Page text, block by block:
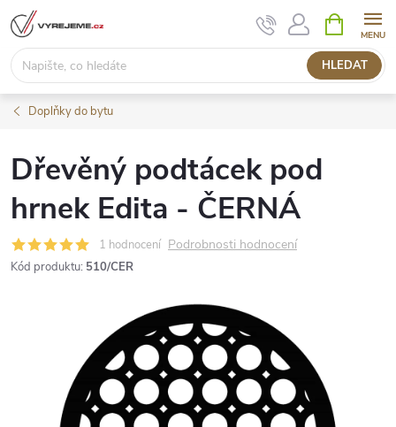
Přejít
na
obsah
HLEDAT
NÁKUPNÍ
KOŠÍK
Doplňky do bytu
Dřevěný podtácek pod
hrnek Edita - ČERNÁ
1 hodnocení Podrobnosti hodnocení
Kód produktu: 510/CER